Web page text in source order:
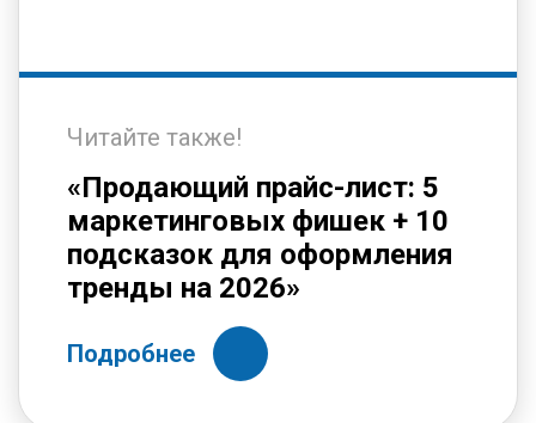
Читайте также!
«Продающий прайс-лист: 5
маркетинговых фишек + 10
подсказок для оформления
тренды на 2026»
Подробнее